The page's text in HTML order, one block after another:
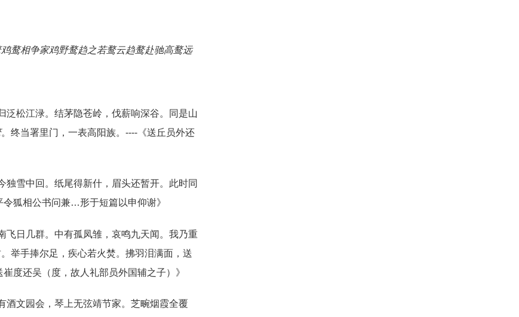
鸡鹜相争家鸡野鹜趋之若鹜云趋鹜赴驰高鹜远
泛松江渌。结茅隐苍岭，伐薪响深谷。同是山
。终当署里门，一表高阳族。----《送丘员外还
雪中回。纸尾得新什，眉头还暂开。此时同
狐相公书问兼…形于短篇以申仰谢》
飞日几群。中有孤凤雏，哀鸣九天闻。我乃重
举手捧尔足，疾心若火焚。拂羽泪满面，送
度还吴（度，故人礼部员外国辅之子）》
酒文园会，琴上无弦靖节家。芝畹烟霞全覆